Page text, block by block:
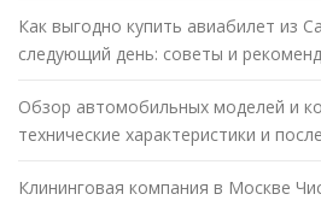
Как выгодно купить авиабилет из
следующий день: советы и
Обзор автомобильных моделей и
технические характеристики и
Клининговая компания в Москве